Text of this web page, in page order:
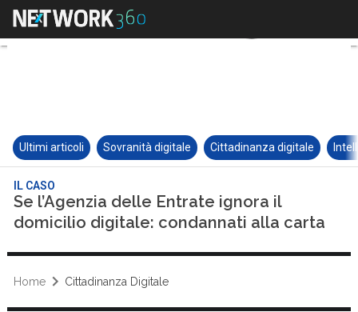
Ultimi articoli Sovranità digitale Cittadinanza digitale
IL CASO
Se l’Agenzia delle Entrate ignora il
domicilio digitale: condannati alla carta
Home Cittadinanza Digitale